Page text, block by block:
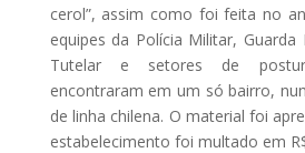
cerol”, assim como foi feita no
equipes da Polícia Militar, Guarda
Tutelar e setores de
encontraram em um só bairro,
de linha chilena. O material foi
estabelecimento foi multado em